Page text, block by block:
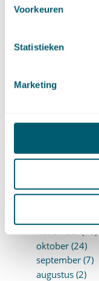
Voorkeuren
Statistieken
Marketing
januari (17)
november (8)
september (8)
augustus (10)
juni (10)
januari (24)
november (16)
oktober (24)
september (7)
augustus (2)